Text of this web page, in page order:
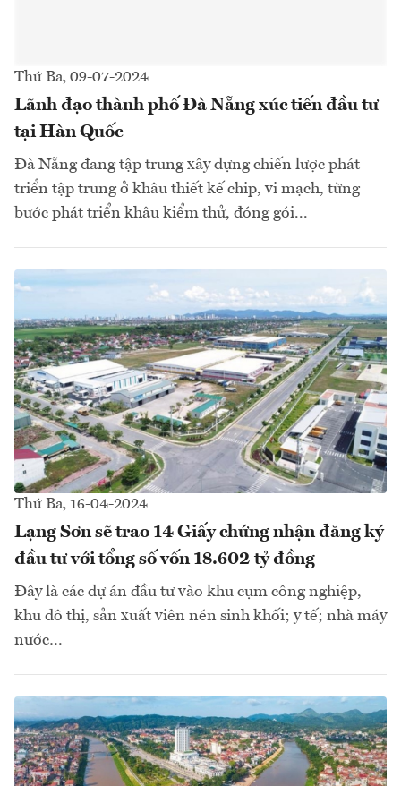
Thứ Ba, 09-07-2024
Lãnh đạo thành phố Đà Nẵng xúc tiến đầu tư
tại Hàn Quốc
Đà Nẵng đang tập trung xây dựng chiến lược phát
triển tập trung ở khâu thiết kế chip, vi mạch, từng
bước phát triển khâu kiểm thử, đóng gói...
Thứ Ba, 16-04-2024
Lạng Sơn sẽ trao 14 Giấy chứng nhận đăng ký
đầu tư với tổng số vốn 18.602 tỷ đồng
Đây là các dự án đầu tư vào khu cụm công nghiệp,
khu đô thị, sản xuất viên nén sinh khối; y tế; nhà máy
nước…